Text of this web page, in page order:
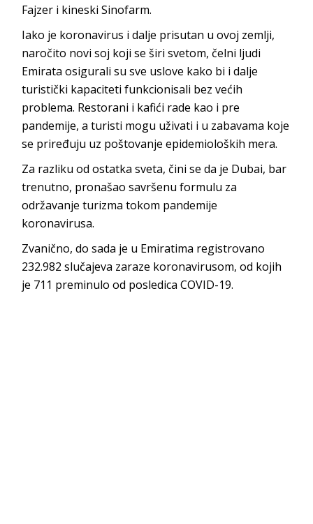
Fajzer i kineski Sinofarm.
Iako je koronavirus i dalje prisutan u ovoj zemlji,
naročito novi soj koji se širi svetom, čelni ljudi
Emirata osigurali su sve uslove kako bi i dalje
turistički kapaciteti funkcionisali bez većih
problema. Restorani i kafići rade kao i pre
pandemije, a turisti mogu uživati i u zabavama koje
se priređuju uz poštovanje epidemioloških mera.
Za razliku od ostatka sveta, čini se da je Dubai, bar
trenutno, pronašao savršenu formulu za
održavanje turizma tokom pandemije
koronavirusa.
Zvanično, do sada je u Emiratima registrovano
232.982 slučajeva zaraze koronavirusom, od kojih
je 711 preminulo od posledica COVID-19.